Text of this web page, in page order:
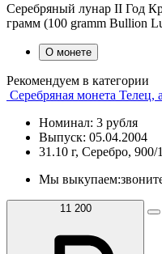
Серебряный лунар II Год
грамм (100 gramm Bullion
О монете
Рекомендуем в категории
Серебряная монета Телец,
Номинал: 3 рубля
Выпуск: 05.04.2004
31.10 г, Серебро, 900/
Мы выкупаем:
11 200